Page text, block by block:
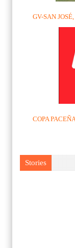
GV-SAN
COPA
Stories